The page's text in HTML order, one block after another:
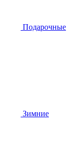
Подарочные
Зимние